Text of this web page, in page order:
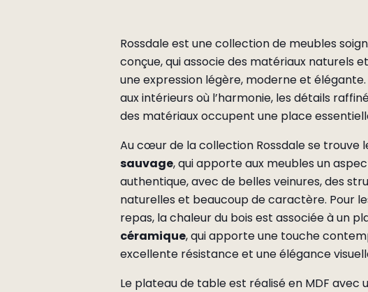
Rossdale est une collection de meubles
conçue, qui associe des matériaux naturels
une expression légère, moderne et élégante.
aux intérieurs où l’harmonie, les détails
des matériaux occupent une place
Au cœur de la collection Rossdale se trouve
sauvage, qui apporte aux meubles un
authentique, avec de belles veinures, des
naturelles et beaucoup de caractère. Pour
repas, la chaleur du bois est associée à un
céramique, qui apporte une touche
excellente résistance et une élégance
Le plateau de table est réalisé en MDF avec